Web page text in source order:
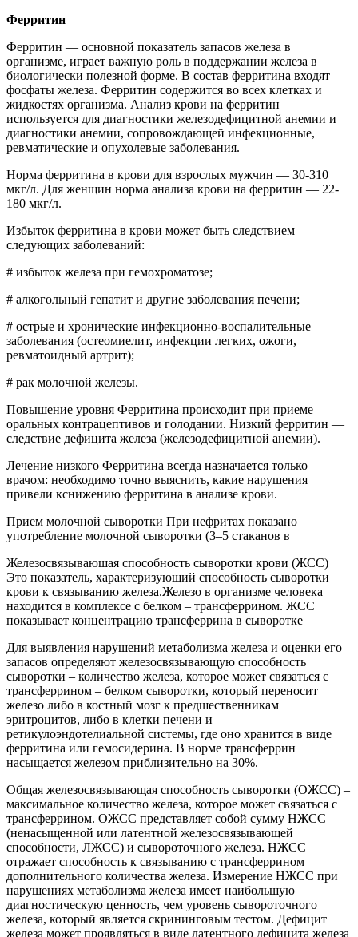
Ферритин
Ферритин — основной показатель запасов железа в
организме, играет важную роль в поддержании железа в
биологически полезной форме. В состав ферритина входят
фосфаты железа. Ферритин содержится во всех клетках и
жидкостях организма. Анализ крови на ферритин
используется для диагностики железодефицитной анемии и
диагностики анемии, сопровождающей инфекционные,
ревматические и опухолевые заболевания.
Норма ферритина в крови для взрослых мужчин — 30-310
мкг/л. Для женщин норма анализа крови на ферритин — 22-
180 мкг/л.
Избыток ферритина в крови может быть следствием
следующих заболеваний:
# избыток железа при гемохроматозе;
# алкогольный гепатит и другие заболевания печени;
# острые и хронические инфекционно-воспалительные
заболевания (остеомиелит, инфекции легких, ожоги,
ревматоидный артрит);
# рак молочной железы.
Повышение уровня Ферритина происходит при приеме
оральных контрацептивов и голодании. Низкий ферритин —
следствие дефицита железа (железодефицитной анемии).
Лечение низкого Ферритина всегда назначается только
врачом: необходимо точно выяснить, какие нарушения
привели кснижению ферритина в анализе крови.
Прием молочной сыворотки При нефритах показано
употребление молочной сыворотки (3–5 стаканов в
Железосвязываюшая способность сыворотки крови (ЖСС)
Это показатель, характеризующий способность сыворотки
крови к связыванию железа.Железо в организме человека
находится в комплексе с белком – трансферрином. ЖСС
показывает концентрацию трансферрина в сыворотке
Для выявления нарушений метаболизма железа и оценки его
запасов определяют железосвязывающую способность
сыворотки – количество железа, которое может связаться с
трансферрином – белком сыворотки, который переносит
железо либо в костный мозг к предшественникам
эритроцитов, либо в клетки печени и
ретикулоэндотелиальной системы, где оно хранится в виде
ферритина или гемосидерина. В норме трансферрин
насыщается железом приблизительно на 30%.
Общая железосвязывающая способность сыворотки (ОЖСС) –
максимальное количество железа, которое может связаться с
трансферрином. ОЖСС представляет собой сумму НЖСС
(ненасыщенной или латентной железосвязывающей
способности, ЛЖСС) и сывороточного железа. НЖСС
отражает способность к связыванию с трансферрином
дополнительного количества железа. Измерение НЖСС при
нарушениях метаболизма железа имеет наибольшую
диагностическую ценность, чем уровень сывороточного
железа, который является скрининговым тестом. Дефицит
железа может проявляться в виде латентного дефицита железа